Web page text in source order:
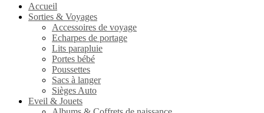
Accueil
Sorties & Voyages
Accessoires de voyage
Echarpes de portage
Lits parapluie
Portes bébé
Poussettes
Sacs à langer
Sièges Auto
Eveil & Jouets